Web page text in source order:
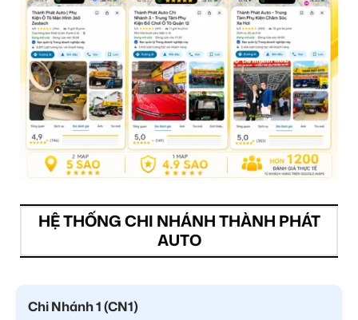
HỆ THỐNG CHI NHÁNH THÀNH PHÁT
AUTO
Chi Nhánh 1 (CN1)